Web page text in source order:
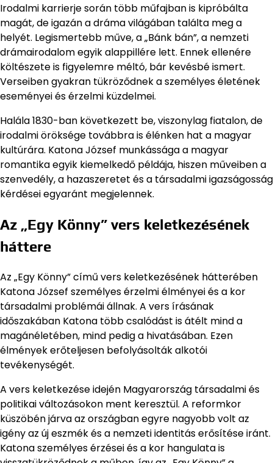
Irodalmi karrierje során több műfajban is kipróbálta
magát, de igazán a dráma világában találta meg a
helyét. Legismertebb műve, a „Bánk bán”, a nemzeti
drámairodalom egyik alappillére lett. Ennek ellenére
költészete is figyelemre méltó, bár kevésbé ismert.
Verseiben gyakran tükröződnek a személyes életének
eseményei és érzelmi küzdelmei.
Halála 1830-ban következett be, viszonylag fiatalon, de
irodalmi öröksége továbbra is élénken hat a magyar
kultúrára. Katona József munkássága a magyar
romantika egyik kiemelkedő példája, hiszen műveiben a
szenvedély, a hazaszeretet és a társadalmi igazságosság
kérdései egyaránt megjelennek.
Az „Egy Könny” vers keletkezésének
háttere
Az „Egy Könny” című vers keletkezésének hátterében
Katona József személyes érzelmi élményei és a kor
társadalmi problémái állnak. A vers írásának
időszakában Katona több csalódást is átélt mind a
magánéletében, mind pedig a hivatásában. Ezen
élmények erőteljesen befolyásolták alkotói
tevékenységét.
A vers keletkezése idején Magyarország társadalmi és
politikai változásokon ment keresztül. A reformkor
küszöbén járva az országban egyre nagyobb volt az
igény az új eszmék és a nemzeti identitás erősítése iránt.
Katona személyes érzései és a kor hangulata is